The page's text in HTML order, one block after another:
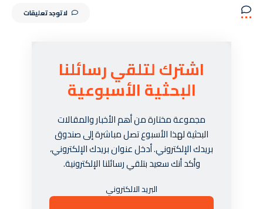
لا توجد تعليقات
اشترك لتلقي رسائلنا
البحثية الأسبوعية
مجموعة مختارة من أهم الأخبار والمقالات
البحثية لهذا الأسبوع تصل مباشرة إلى صندوق
بريدك الإلكتروني. أدخل عنوان بريدك الإلكتروني،
وأكد أنك سعيد بتلقي رسائلنا الإلكترونية.
البريد الالكتروني